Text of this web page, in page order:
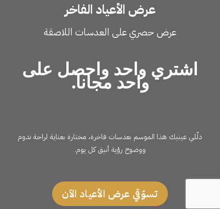
عرض الأعياد الفاخر
عرض حصري على العدسات اللاصقة
اشتري واحد واحصل على
واحد مجانا.
دلّلي عينيك هذا الموسم بعدسات فاخرة، مختارة بعناية لراحة تدوم
ووضوح رؤية أنيق كل يوم.
تسوّقي عرض الأعياد الآن